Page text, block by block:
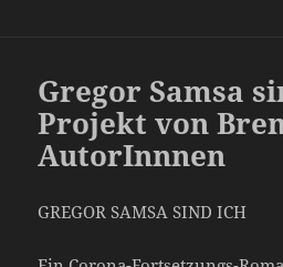
Gregor Samsa
Projekt von
AutorInnnen
GREGOR SAMSA SIND ICH